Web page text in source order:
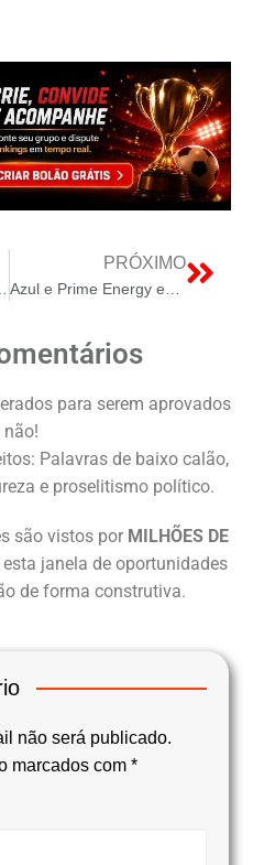
PRÓXIMO
para serem aprovados
não!
Palavras de baixo calão,
e proselitismo político.
são vistos por MILHÕES DE
janela de oportunidades
de forma construtiva.
não será publicado.
marcados com *